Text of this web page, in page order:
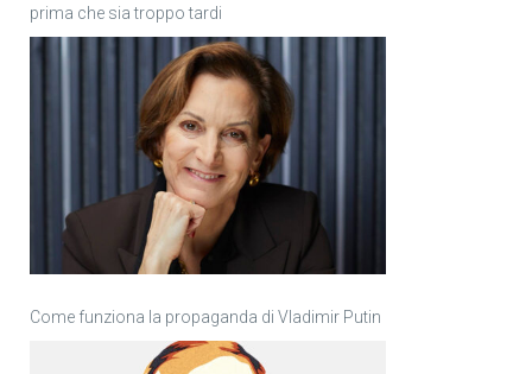
prima che sia troppo tardi
Come funziona la propaganda di Vladimir Putin